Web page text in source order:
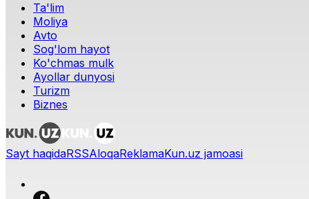
Ta'lim
Moliya
Avto
Sog'lom hayot
Ko'chmas mulk
Ayollar dunyosi
Turizm
Biznes
Sayt haqidaRSSAloqaReklamaKun.uz jamoasi